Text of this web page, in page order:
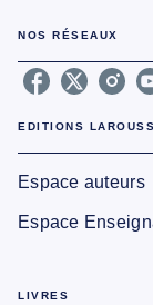
NOS RÉSEAUX
EDITIONS
Espace auteurs
Espace
LIVRES